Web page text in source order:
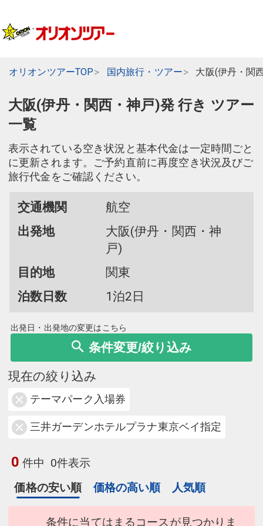
オリオンツアーTOP 国内旅行・ツアー 大阪(伊丹・関
大阪(伊丹・関西・神戸)発 行き ツアー
一覧
表示されている空き状況と基本代金は一定時間ごと
に更新されます。ご予約直前に再度空き状況及びご
旅行代金をご確認ください。
交通機関
航空
出発地
大阪(伊丹・関西・神
戸)
目的地
関東
泊数日数
1泊2日
出発日・出発地の変更はこちら
条件変更/絞り込み
現在の絞り込み
テーマパーク入場券
三井ガーデンホテルプラナ東京ベイ指定
0 件中 0件表示
価格の安い順
価格の高い順 人気順
条件に当てはまるコースが見つかりま